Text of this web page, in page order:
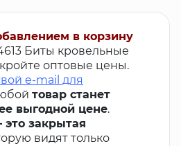
в корзину
Биты кровельные
оптовые цены.
e-mail для
товар станет
выгодной цене.
закрытая
видят только